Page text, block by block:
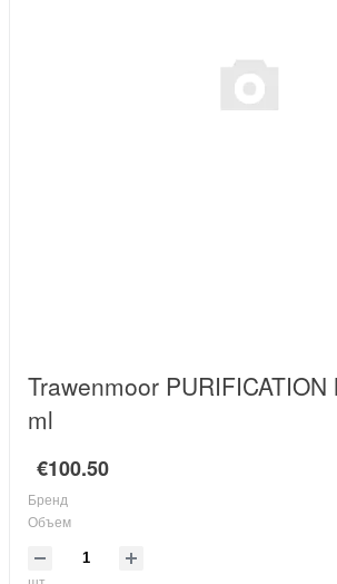
Trawenmoor
ml
€100.50
Бренд
Объем